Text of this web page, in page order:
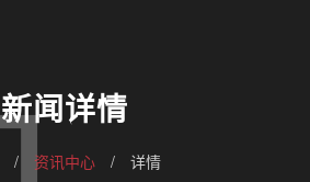
新闻详情
/ 资讯中心 / 详情